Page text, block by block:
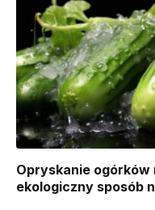
Opryskanie ogórków
ekologiczny sposób